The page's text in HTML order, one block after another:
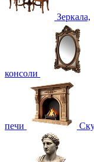
Зеркала,
консоли
печи